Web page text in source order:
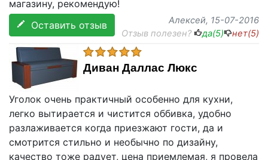
магазину, рекомендую!
Оставить отзыв
Алексей, 15-07-2016
Отзыв полезен?
да(5) нет(5)
Диван Даллас Люкс
Уголок очень практичный особенно для кухни,
легко вытирается и чистится оббивка, удобно
разлаживается когда приезжают гости, да и
смотрится стильно и необычно по дизайну,
качество тоже радует, цена приемлемая, я провела